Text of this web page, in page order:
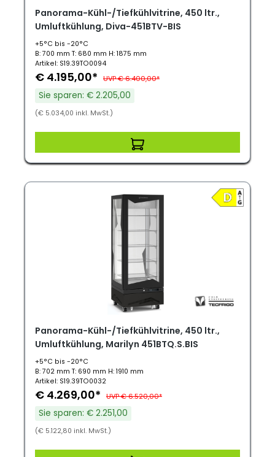
Panorama-Kühl-/Tiefkühlvitrine, 450 ltr.,
Umluftkühlung, Diva-451BTV-BIS
+5°C bis -20°C
B: 700 mm T: 680 mm H: 1875 mm
Artikel: S19.39TO0094
€ 4.195,00* UVP € 6.400,00*
Sie sparen: € 2.205,00
(€ 5.034,00 inkl. MwSt.)
Panorama-Kühl-/Tiefkühlvitrine, 450 ltr.,
Umluftkühlung, Marilyn 451BTQ.S.BIS
+5°C bis -20°C
B: 702 mm T: 690 mm H: 1910 mm
Artikel: S19.39TO0032
€ 4.269,00* UVP € 6.520,00*
Sie sparen: € 2.251,00
(€ 5.122,80 inkl. MwSt.)